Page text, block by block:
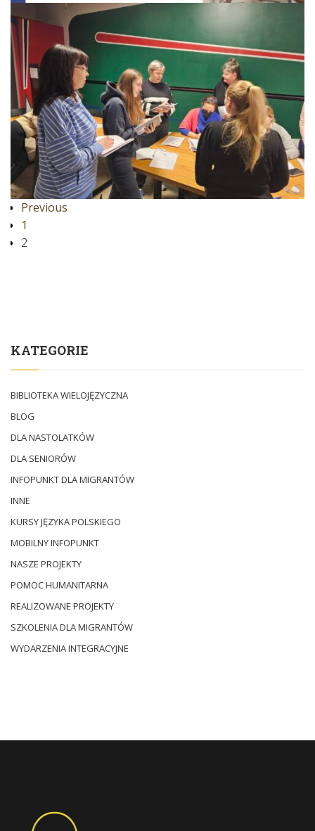
Previous
1
2
KATEGORIE
BIBLIOTEKA WIELOJĘZYCZNA
BLOG
DLA NASTOLATKÓW
DLA SENIORÓW
INFOPUNKT DLA MIGRANTÓW
INNE
KURSY JĘZYKA POLSKIEGO
MOBILNY INFOPUNKT
NASZE PROJEKTY
POMOC HUMANITARNA
REALIZOWANE PROJEKTY
SZKOLENIA DLA MIGRANTÓW
WYDARZENIA INTEGRACYJNE